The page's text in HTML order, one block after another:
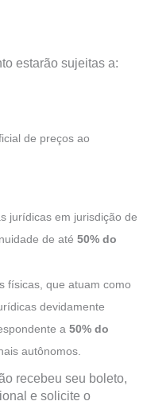
estarão sujeitas a:
de preços ao
jurídicas em jurisdição de
de até 50% do
físicas, que atuam como
devidamente
a 50% do
autônomos.
recebeu seu boleto,
e solicite o